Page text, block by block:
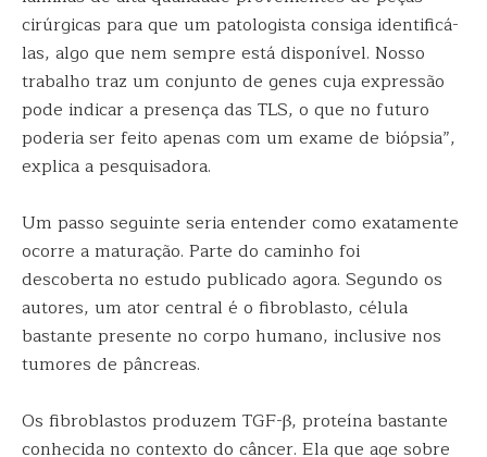
cirúrgicas para que um patologista consiga identificá-
las, algo que nem sempre está disponível. Nosso
trabalho traz um conjunto de genes cuja expressão
pode indicar a presença das TLS, o que no futuro
poderia ser feito apenas com um exame de biópsia”,
explica a pesquisadora.
Um passo seguinte seria entender como exatamente
ocorre a maturação. Parte do caminho foi
descoberta no estudo publicado agora. Segundo os
autores, um ator central é o fibroblasto, célula
bastante presente no corpo humano, inclusive nos
tumores de pâncreas.
Os fibroblastos produzem TGF-β, proteína bastante
conhecida no contexto do câncer. Ela que age sobre